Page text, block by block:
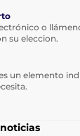
o
su eleccion.
un elemento